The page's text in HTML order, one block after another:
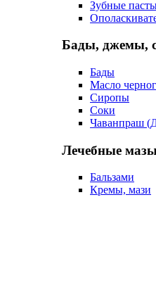
Зубные
Бады, джемы,
Бады
Масло
Сиропы
Соки
Чаванпраш
Лечебные
Бальзами
Кремы, мази